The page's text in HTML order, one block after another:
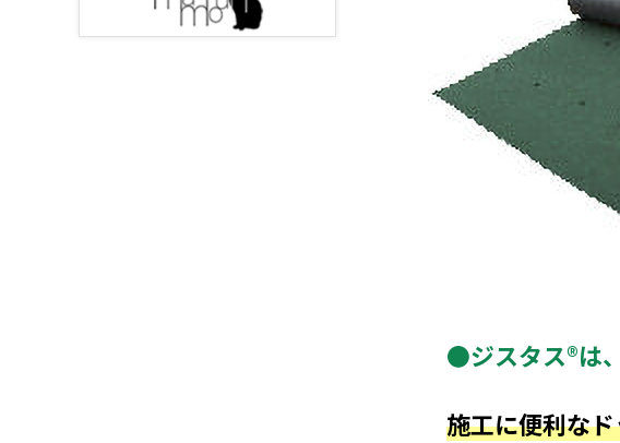
●ジスタス®は
施工に便利な